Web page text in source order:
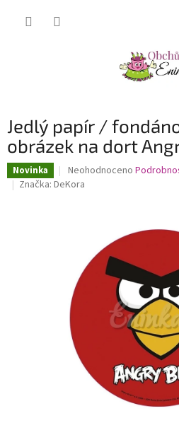
Jedlý papír /
obrázek na dort
Novinka
Průměrné
hodnocení
hvězdiček.
Neohodnoceno
Značka: DeKora